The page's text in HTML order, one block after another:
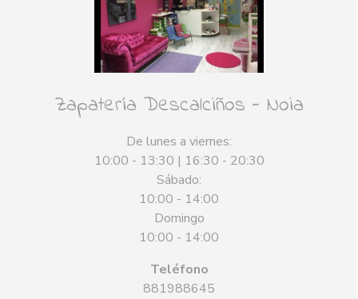
Zapatería Descalciños - Noia
De lunes a viernes:
10:00 - 13:30 | 16:30 - 20:30
Sábado:
10:00 - 14:00
Domingo
10:00 - 14:00
Teléfono
881988645